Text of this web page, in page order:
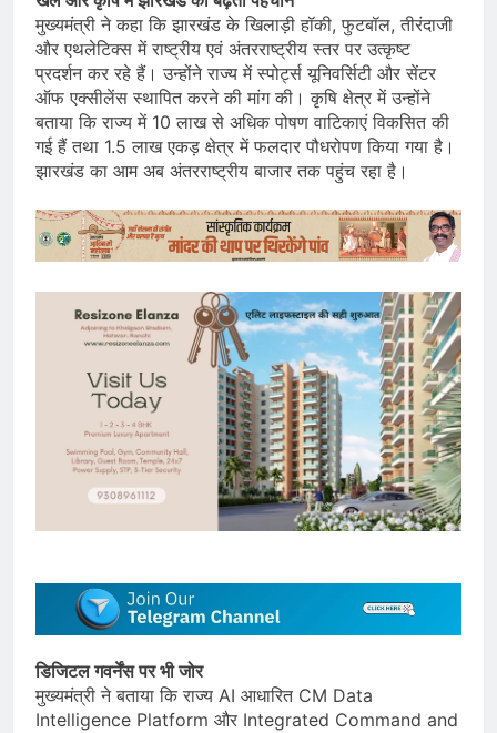
मुख्यमंत्री ने कहा कि झारखंड के खिलाड़ी हॉकी, फुटबॉल, तीरंदाजी
और एथलेटिक्स में राष्ट्रीय एवं अंतरराष्ट्रीय स्तर पर उत्कृष्ट
प्रदर्शन कर रहे हैं। उन्होंने राज्य में स्पोर्ट्स यूनिवर्सिटी और सेंटर
ऑफ एक्सीलेंस स्थापित करने की मांग की। कृषि क्षेत्र में उन्होंने
बताया कि राज्य में 10 लाख से अधिक पोषण वाटिकाएं विकसित की
गई हैं तथा 1.5 लाख एकड़ क्षेत्र में फलदार पौधरोपण किया गया है।
झारखंड का आम अब अंतरराष्ट्रीय बाजार तक पहुंच रहा है।
डिजिटल गवर्नेंस पर भी जोर
मुख्यमंत्री ने बताया कि राज्य AI आधारित CM Data
Intelligence Platform और Integrated Command and